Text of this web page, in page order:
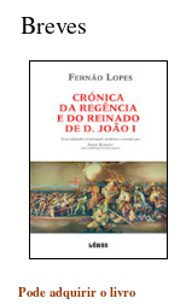
Breves
Pode adquirir o livro